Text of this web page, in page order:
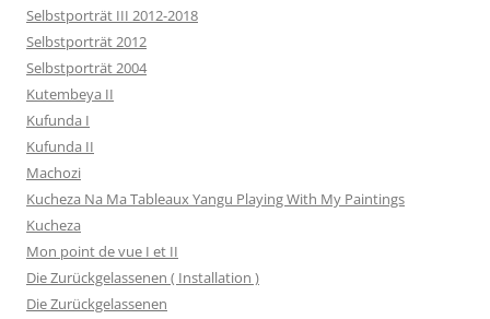
Selbstporträt III 2012-2018
Selbstporträt 2012
Selbstporträt 2004
Kutembeya II
Kufunda I
Kufunda II
Machozi
Kucheza Na Ma Tableaux Yangu Playing With My Paintings
Kucheza
Mon point de vue I et II
Die Zurückgelassenen ( Installation )
Die Zurückgelassenen